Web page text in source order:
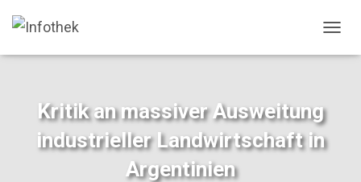
A
Kritik an massiver Ausweitung
industrieller Landwirtschaft in
Argentinien